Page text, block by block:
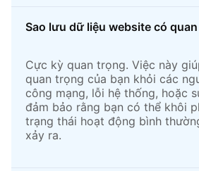
Sao lưu dữ liệu website có
Cực kỳ quan trọng. Việc này
quan trọng của bạn khỏi các
công mạng, lỗi hệ thống, hoặc
đảm bảo rằng bạn có thể khôi
trạng thái hoạt động bình
xảy ra.